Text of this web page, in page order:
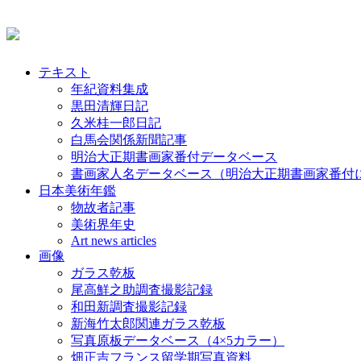
テキスト
年紀資料集成
黒田清輝日記
久米桂一郎日記
白馬会関係新聞記事
明治大正期書画家番付データベース
書画家人名データベース（明治大正期書画家番付
日本美術年鑑
物故者記事
美術界年史
Art news articles
画像
ガラス乾板
尾高鮮之助調査撮影記録
和田新調査撮影記録
新海竹太郎関連ガラス乾板
写真原板データベース（4×5カラー）
畑正吉フランス留学期写真資料